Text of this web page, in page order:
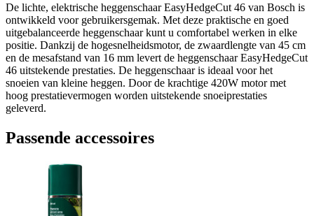
De lichte, elektrische heggenschaar EasyHedgeCut 46 van Bosch is
ontwikkeld voor gebruikersgemak. Met deze praktische en goed
uitgebalanceerde heggenschaar kunt u comfortabel werken in elke
positie. Dankzij de hogesnelheidsmotor, de zwaardlengte van 45 cm
en de mesafstand van 16 mm levert de heggenschaar EasyHedgeCut
46 uitstekende prestaties. De heggenschaar is ideaal voor het
snoeien van kleine heggen. Door de krachtige 420W motor met
hoog prestatievermogen worden uitstekende snoeiprestaties
geleverd.
Passende accessoires